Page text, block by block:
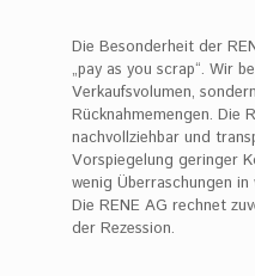
Die Besonderheit der
„pay as you scrap“. Wir
Verkaufsvolumen,
Rücknahmemengen. Die
nachvollziehbar und
Vorspiegelung geringer
wenig Überraschungen
Die RENE AG rechnet
der Rezession.